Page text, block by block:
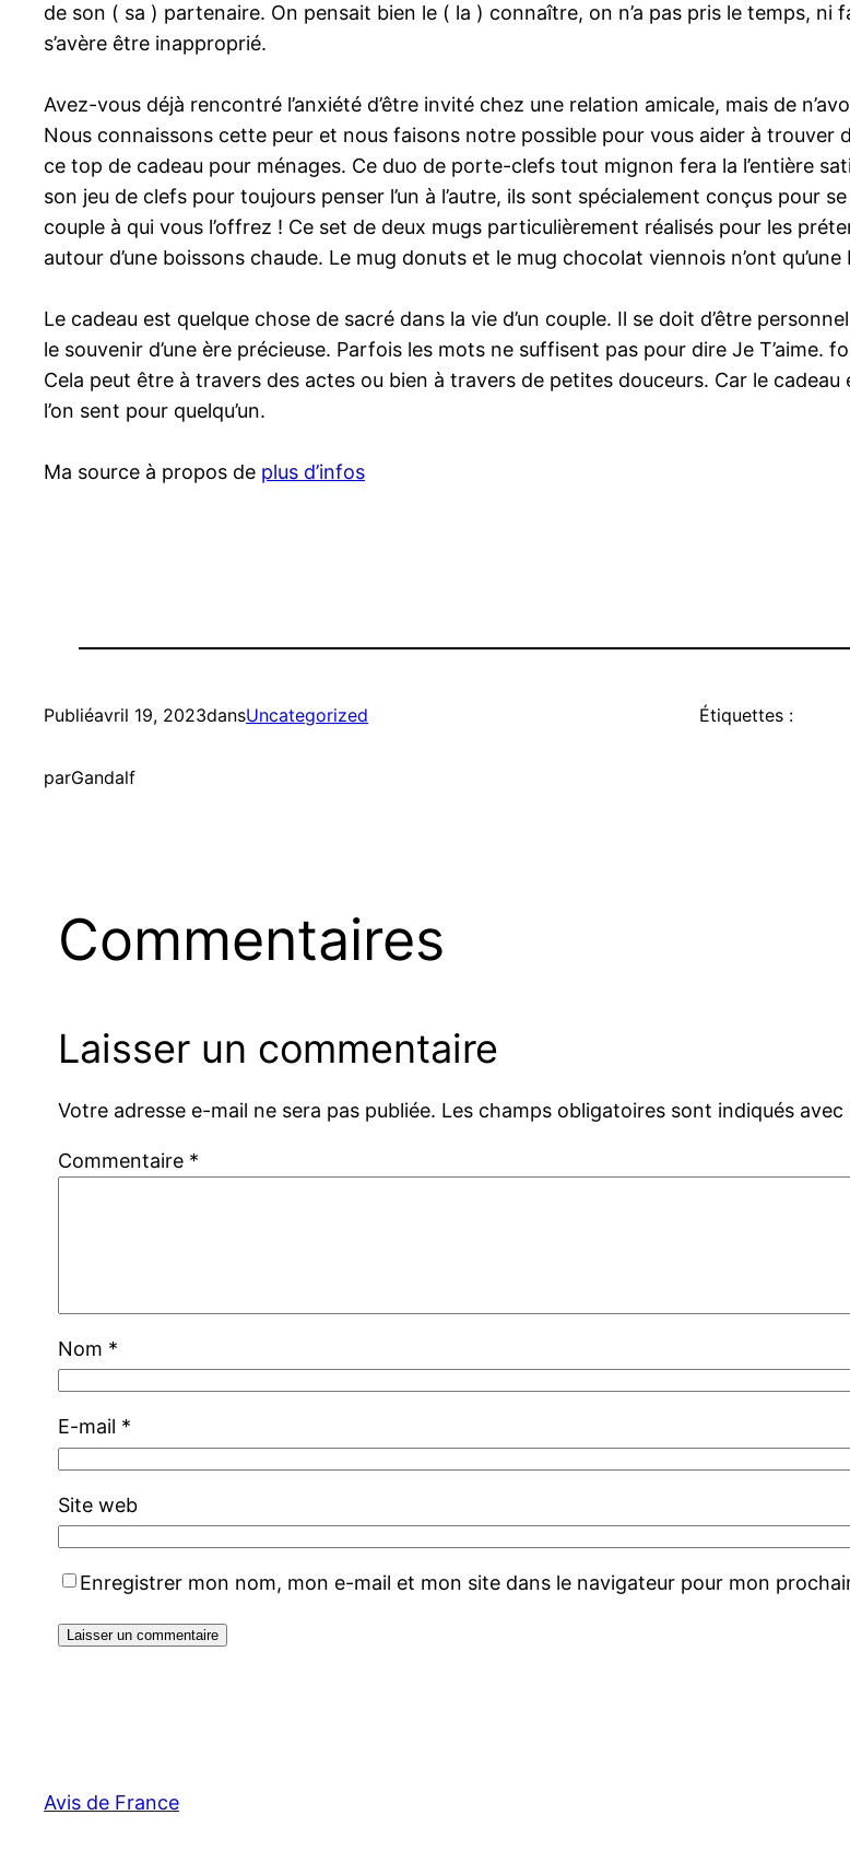
de son ( sa ) partenaire. On pensait bien le ( la ) connaître, on n’a pas pris le temps, ni
s’avère être inapproprié.
Avez-vous déjà rencontré l’anxiété d’être invité chez une relation amicale, mais de
Nous connaissons cette peur et nous faisons notre possible pour vous aider à trouver
ce top de cadeau pour ménages. Ce duo de porte-clefs tout mignon fera la l’entière
son jeu de clefs pour toujours penser l’un à l’autre, ils sont spécialement conçus pour
couple à qui vous l’offrez ! Ce set de deux mugs particulièrement réalisés pour les
autour d’une boissons chaude. Le mug donuts et le mug chocolat viennois n’ont
Le cadeau est quelque chose de sacré dans la vie d’un couple. Il se doit d’être
le souvenir d’une ère précieuse. Parfois les mots ne suffisent pas pour dire Je T’aime.
Cela peut être à travers des actes ou bien à travers de petites douceurs. Car le
l’on sent pour quelqu’un.
Ma source à propos de plus d’infos
Publiéavril 19, 2023dansUncategorized
parGandalf
Étiquettes :
Commentaires
Laisser un commentaire
Votre adresse e-mail ne sera pas publiée. Les champs obligatoires sont indiqués avec
Commentaire *
Nom *
E-mail *
Site web
Enregistrer mon nom, mon e-mail et mon site dans le navigateur pour mon
Avis de France